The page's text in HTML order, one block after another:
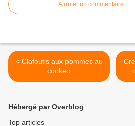
Ajouter un commentaire
< Clafoutis aux pommes au
cookeo
Hébergé par Overblog
Top articles